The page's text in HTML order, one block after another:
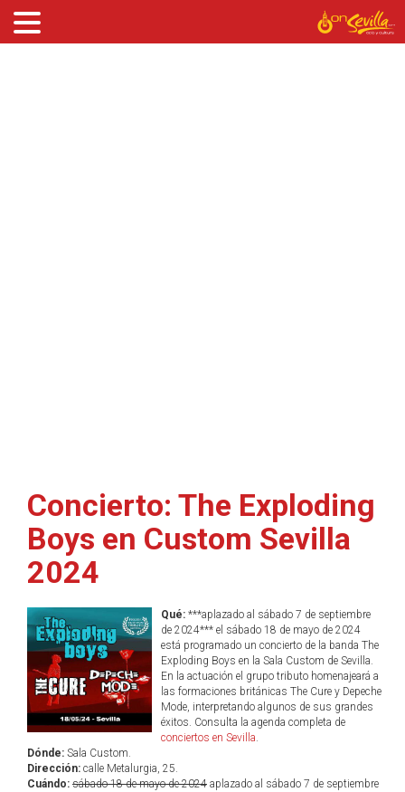
Concierto: The Exploding
Boys en Custom Sevilla
2024
Qué:***aplazado al sábado 7 de septiembre
de 2024*** el sábado 18 de mayo de 2024
está programado un concierto de la banda The
Exploding Boys en la Sala Custom de Sevilla.
En la actuación el grupo tributo homenajeará a
las formaciones británicas The Cure y Depeche
Mode, interpretando algunos de sus grandes
éxitos. Consulta la agenda completa de
conciertos en Sevilla.
Dónde: Sala Custom.
Dirección: calle Metalurgia, 25.
Cuándo: sábado 18 de mayo de 2024 aplazado al sábado 7 de septiembre